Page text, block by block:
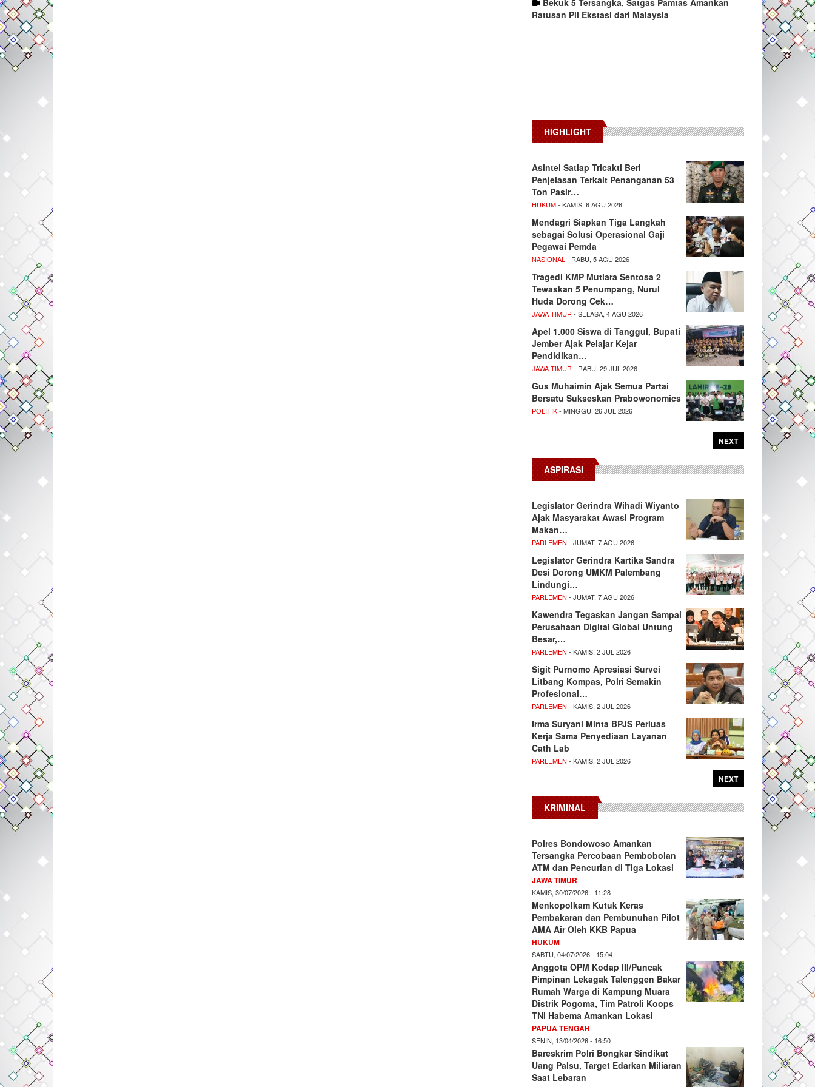
Ratusan Pil Ekstasi dari Malaysia
HIGHLIGHT
Asintel Satlap Tricakti Beri
Penjelasan Terkait Penanganan 53
Ton Pasir…
HUKUM- KAMIS, 6 AGU 2026
Mendagri Siapkan Tiga Langkah
sebagai Solusi Operasional Gaji
Pegawai Pemda
NASIONAL - RABU, 5 AGU 2026
Tragedi KMP Mutiara Sentosa 2
Tewaskan 5 Penumpang, Nurul
Huda Dorong Cek…
JAWA TIMUR - SELASA, 4 AGU 2026
Apel 1.000 Siswa di Tanggul, Bupati
Jember Ajak Pelajar Kejar
Pendidikan…
JAWA TIMUR - RABU, 29 JUL 2026
Gus Muhaimin Ajak Semua Partai
Bersatu Sukseskan Prabowonomics
POLITIK- MINGGU, 26 JUL 2026
NEXT
ASPIRASI
Legislator Gerindra Wihadi Wiyanto
Ajak Masyarakat Awasi Program
Makan…
PARLEMEN - JUMAT, 7 AGU 2026
Legislator Gerindra Kartika Sandra
Desi Dorong UMKM Palembang
Lindungi…
PARLEMEN - JUMAT, 7 AGU 2026
Kawendra Tegaskan Jangan Sampai
Perusahaan Digital Global Untung
Besar,…
PARLEMEN - KAMIS, 2 JUL 2026
Sigit Purnomo Apresiasi Survei
Litbang Kompas, Polri Semakin
Profesional…
PARLEMEN - KAMIS, 2 JUL 2026
Irma Suryani Minta BPJS Perluas
Kerja Sama Penyediaan Layanan
Cath Lab
PARLEMEN - KAMIS, 2 JUL 2026
NEXT
KRIMINAL
Polres Bondowoso Amankan
Tersangka Percobaan Pembobolan
ATM dan Pencurian di Tiga Lokasi
JAWA TIMUR
KAMIS, 30/07/2026 - 11:28
Menkopolkam Kutuk Keras
Pembakaran dan Pembunuhan Pilot
AMA Air Oleh KKB Papua
HUKUM
SABTU, 04/07/2026 - 15:04
Anggota OPM Kodap III/Puncak
Pimpinan Lekagak Talenggen Bakar
Rumah Warga di Kampung Muara
Distrik Pogoma, Tim Patroli Koops
TNI Habema Amankan Lokasi
PAPUA TENGAH
SENIN, 13/04/2026 - 16:50
Bareskrim Polri Bongkar Sindikat
Uang Palsu, Target Edarkan Miliaran
Saat Lebaran